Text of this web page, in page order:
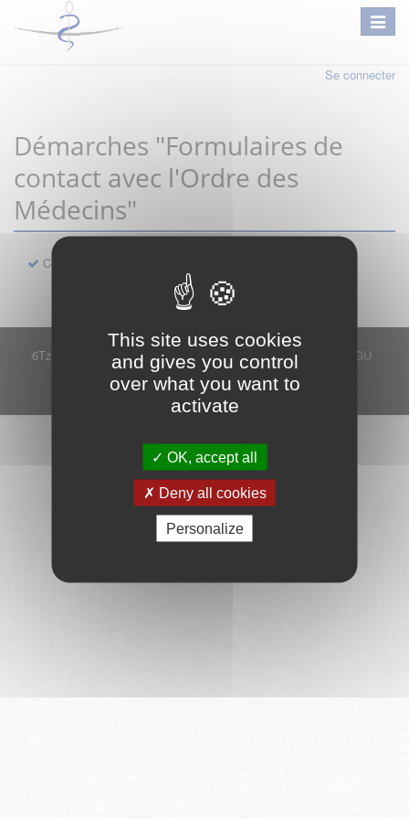
This site uses cookies
and gives you control
over what you want to
activate
OK, accept all
Deny all cookies
Personalize
Se connecter
Démarches "Formulaires de
contact avec l'Ordre des
Médecins"
Contact
6Tzen ©2015 - Tous droits réservés Mentions légales
CGU
Plan du site
FAQ
Contact
Ce service est proposé par6Tzen